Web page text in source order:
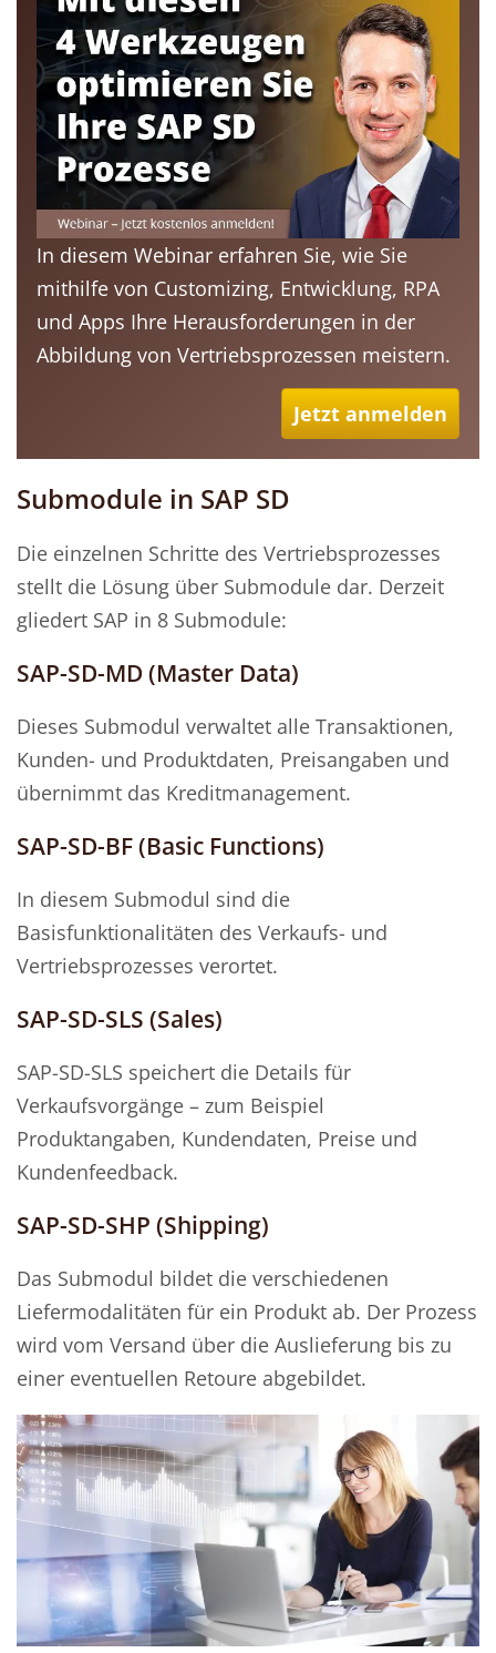
In diesem Webinar erfahren Sie, wie Sie
mithilfe von Customizing, Entwicklung, RPA
und Apps Ihre Herausforderungen in der
Abbildung von Vertriebsprozessen meistern.
Jetzt anmelden
Submodule in SAP SD
Die einzelnen Schritte des Vertriebsprozesses
stellt die Lösung über Submodule dar. Derzeit
gliedert SAP in 8 Submodule:
SAP-SD-MD (Master Data)
Dieses Submodul verwaltet alle Transaktionen,
Kunden- und Produktdaten, Preisangaben und
übernimmt das Kreditmanagement.
SAP-SD-BF (Basic Functions)
In diesem Submodul sind die
Basisfunktionalitäten des Verkaufs- und
Vertriebsprozesses verortet.
SAP-SD-SLS (Sales)
SAP-SD-SLS speichert die Details für
Verkaufsvorgänge – zum Beispiel
Produktangaben, Kundendaten, Preise und
Kundenfeedback.
SAP-SD-SHP (Shipping)
Das Submodul bildet die verschiedenen
Liefermodalitäten für ein Produkt ab. Der Prozess
wird vom Versand über die Auslieferung bis zu
einer eventuellen Retoure abgebildet.